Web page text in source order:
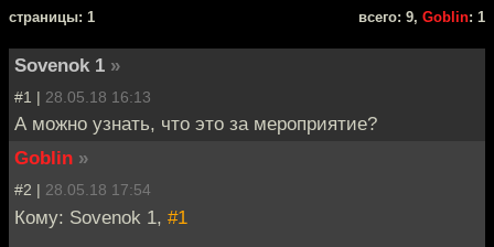
cтраницы: 1 всего: 9, Goblin: 1
Sovenok 1 »
#1 | 28.05.18 16:13
А можно узнать, что это за мероприятие?
Goblin »
#2 | 28.05.18 17:54
Кому: Sovenok 1, #1